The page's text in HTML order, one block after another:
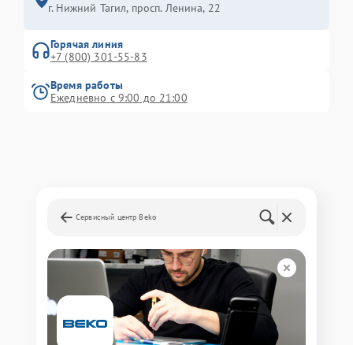
г. Нижний Тагил, просп. Ленина, 22
Горячая линия
+7 (800) 301-55-83
Время работы
Ежедневно с 9:00 до 21:00
Сервисный центр Beko